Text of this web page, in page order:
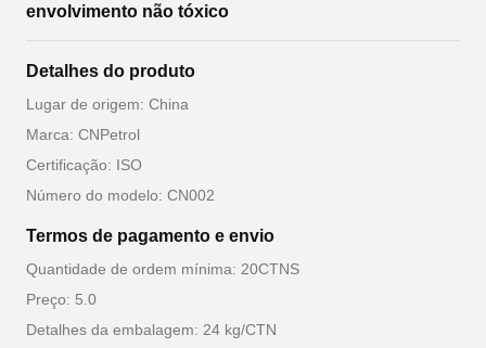
envolvimento não tóxico
Detalhes do produto
Lugar de origem: China
Marca: CNPetrol
Certificação: ISO
Número do modelo: CN002
Termos de pagamento e envio
Quantidade de ordem mínima: 20CTNS
Preço: 5.0
Detalhes da embalagem: 24 kg/CTN